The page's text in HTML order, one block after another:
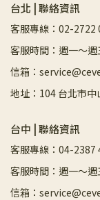
台北 | 聯絡資訊
客服專線：02-2722
客服時間：週一～
信箱：
地址：104 台北市
台中 | 聯絡資訊
客服專線：04-2387
客服時間：週一～
信箱：